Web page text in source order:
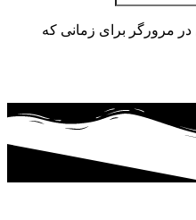
در مرورگر برای زمانی که